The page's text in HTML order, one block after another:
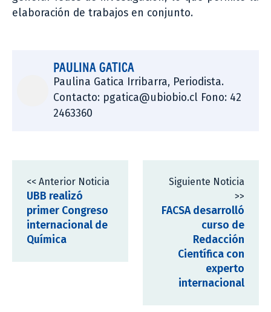
elaboración de trabajos en conjunto.
PAULINA GATICA
Paulina Gatica Irribarra, Periodista.
Contacto: pgatica@ubiobio.cl Fono: 42
2463360
<< Anterior Noticia
UBB realizó
primer Congreso
internacional de
Química
Siguiente Noticia
>>
FACSA desarrolló
curso de
Redacción
Científica con
experto
internacional